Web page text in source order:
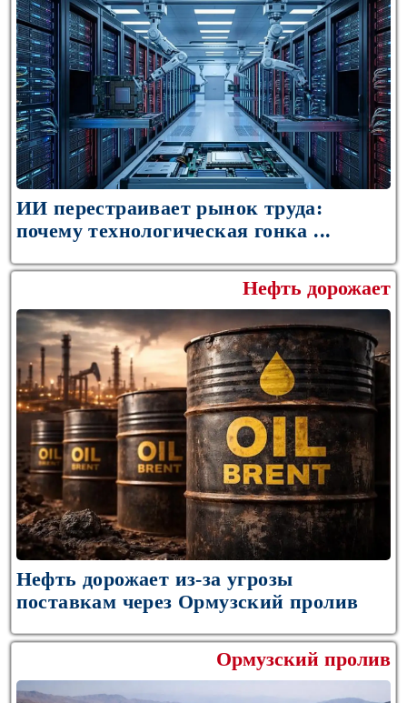
ИИ перестраивает рынок труда:
почему технологическая гонка ...
Нефть дорожает
Нефть дорожает из-за угрозы
поставкам через Ормузский пролив
Ормузский пролив